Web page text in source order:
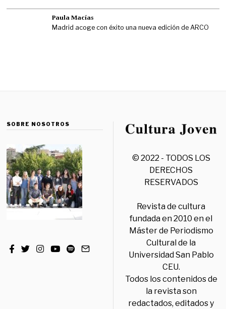
Paula Macías
Madrid acoge con éxito una nueva edición de ARCO
SOBRE NOSOTROS
© 2022 - TODOS LOS
DERECHOS
RESERVADOS
Revista de cultura
fundada en 2010 en el
Máster de Periodismo
Cultural de la
Universidad San Pablo
CEU.
Todos los contenidos de
la revista son
redactados, editados y